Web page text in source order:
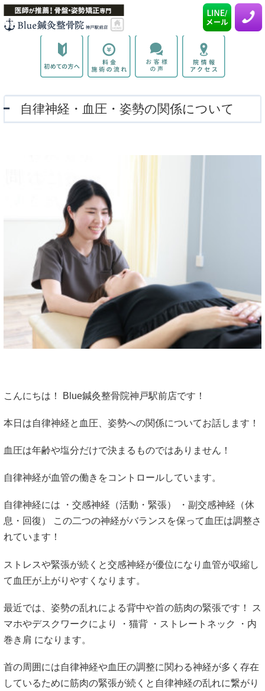
自律神経・血圧・姿勢の関係について
こんにちは！ Blue鍼灸整骨院神戸駅前店です！
本日は自律神経と血圧、姿勢への関係についてお話します！
血圧は年齢や塩分だけで決まるものではありません！
自律神経が血管の働きをコントロールしています。
自律神経には ・交感神経（活動・緊張） ・副交感神経（休
息・回復） この二つの神経がバランスを保って血圧は調整さ
れています！
ストレスや緊張が続くと交感神経が優位になり血管が収縮し
て血圧が上がりやすくなります。
最近では、姿勢の乱れによる背中や首の筋肉の緊張です！ ス
マホやデスクワークにより ・猫背 ・ストレートネック ・内
巻き肩 になります。
首の周囲には自律神経や血圧の調整に関わる神経が多く存在
しているために筋肉の緊張が続くと自律神経の乱れに繋がり